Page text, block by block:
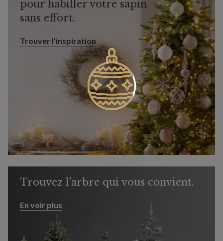
pour habiller votre sapin
sans effort.
Trouver l’inspiration
Trouver l’inspiration
Trouvez l'arbre qui vous convient.
En voir plus
En voir plus